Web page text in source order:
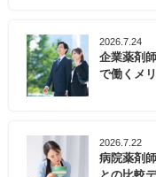
2026.7.24
企業薬剤
で働くメ
2026.7.22
病院薬剤